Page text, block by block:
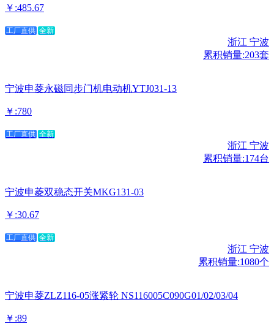
￥:485.67
工厂直供 全新
浙江 宁波
累积销量:203套
宁波申菱永磁同步门机电动机YTJ031-13
￥:780
工厂直供 全新
浙江 宁波
累积销量:174台
宁波申菱双稳态开关MKG131-03
￥:30.67
工厂直供 全新
浙江 宁波
累积销量:1080个
宁波申菱ZLZ116-05涨紧轮 NS116005C090G01/02/03/04
￥:89